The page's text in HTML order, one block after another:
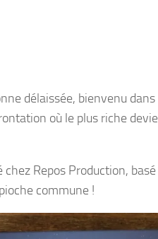
délaissée, bienvenu dans
où le plus riche
Repos Production,
commune !